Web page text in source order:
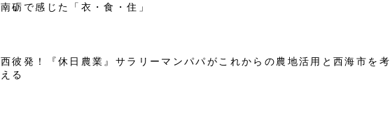
南砺で感じた「衣・食・住」
西彼発！『休日農業』サラリーマンパパがこれからの農地活用と西海市を考
える